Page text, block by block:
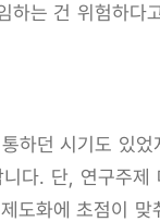
하는 건 위험하다
하던 시기도 있었
다. 단, 연구주제
도화에 초점이 맞